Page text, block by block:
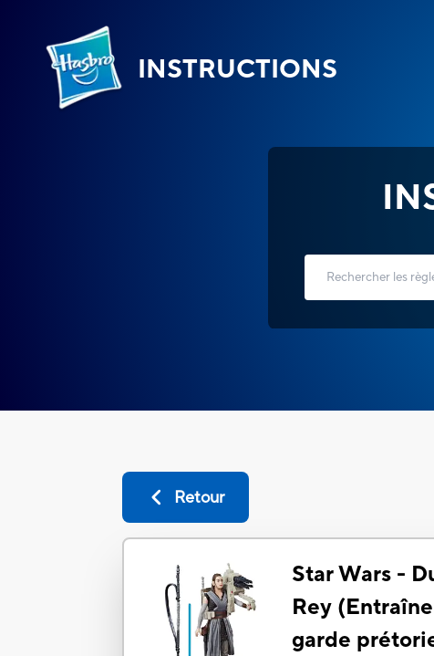
INSTRUCTIONS
Retour
Star Wars -
Rey
garde